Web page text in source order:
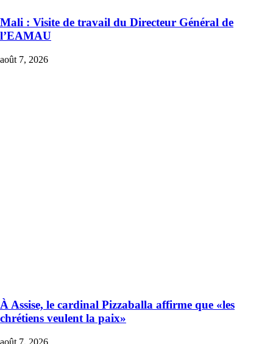
Mali : Visite de travail du Directeur Général de
l’EAMAU
août 7, 2026
À Assise, le cardinal Pizzaballa affirme que «les
chrétiens veulent la paix»